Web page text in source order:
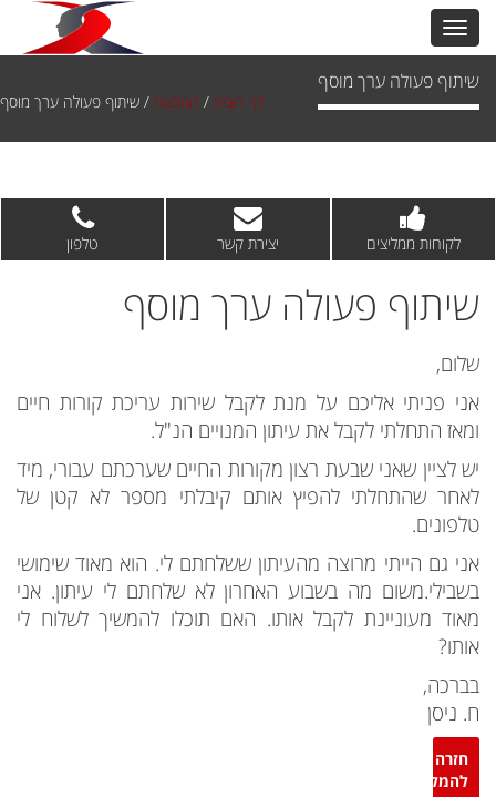
שיתוף פעולה ערך מוסף
דף הבית / המלצות / שיתוף פעולה ערך מוסף
לקוחות ממליצים יצירת קשר טלפון
שיתוף פעולה ערך מוסף
שלום,
אני פניתי אליכם על מנת לקבל שירות עריכת קורות חיים
ומאז התחלתי לקבל את עיתון המנויים הנ"ל.
יש לציין שאני שבעת רצון מקורות החיים שערכתם עבורי, מיד
לאחר שהתחלתי להפיץ אותם קיבלתי מספר לא קטן של
טלפונים.
אני גם הייתי מרוצה מהעיתון ששלחתם לי. הוא מאוד שימושי
בשבילי.משום מה בשבוע האחרון לא שלחתם לי עיתון. אני
מאוד מעוניינת לקבל אותו. האם תוכלו להמשיך לשלוח לי
אותו?
בברכה,
ח. ניסן
חזרה
להמלצות